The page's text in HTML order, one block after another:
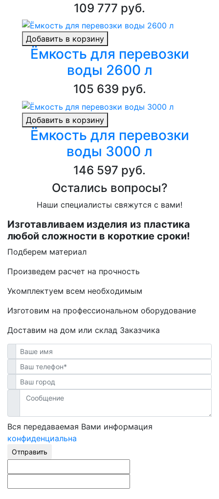
109 777 руб.
Добавить в корзину
Ёмкость для перевозки
воды 2600 л
105 639 руб.
Добавить в корзину
Ёмкость для перевозки
воды 3000 л
146 597 руб.
Остались вопросы?
Наши специалисты свяжутся с вами!
Изготавливаем изделия из пластика
любой сложности в короткие сроки!
Подберем материал
Произведем расчет на прочность
Укомплектуем всем необходимым
Изготовим на профессиональном оборудование
Доставим на дом или склад Заказчика
Вся передаваемая Вами информация
конфиденциальна
Отправить